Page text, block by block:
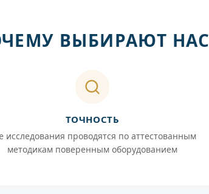
ВЫБИРАЮТ НАС
ТОЧНОСТЬ
исследования проводятся по аттестованным
методикам поверенным оборудованием